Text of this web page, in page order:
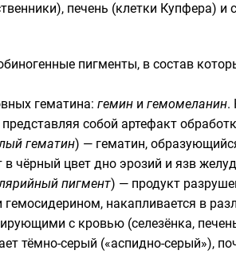
печень (клетки Купфера) и
пигменты, в состав
гематина: гемин и гемомеланин.
представляя собой артефакт
гематин) — гематин,
чёрный цвет дно эрозий и язв
пигмент) — продукт
накапливается в
с кровью (селезёнка,
тёмно-серый («аспидно-серый»),